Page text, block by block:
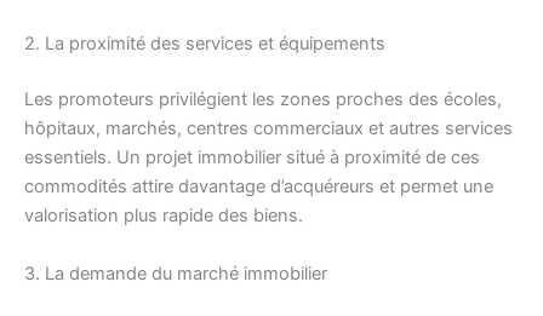
2. La proximité des services et équipements
Les promoteurs privilégient les zones proches des écoles,
hôpitaux, marchés, centres commerciaux et autres services
essentiels. Un projet immobilier situé à proximité de ces
commodités attire davantage d’acquéreurs et permet une
valorisation plus rapide des biens.
3. La demande du marché immobilier